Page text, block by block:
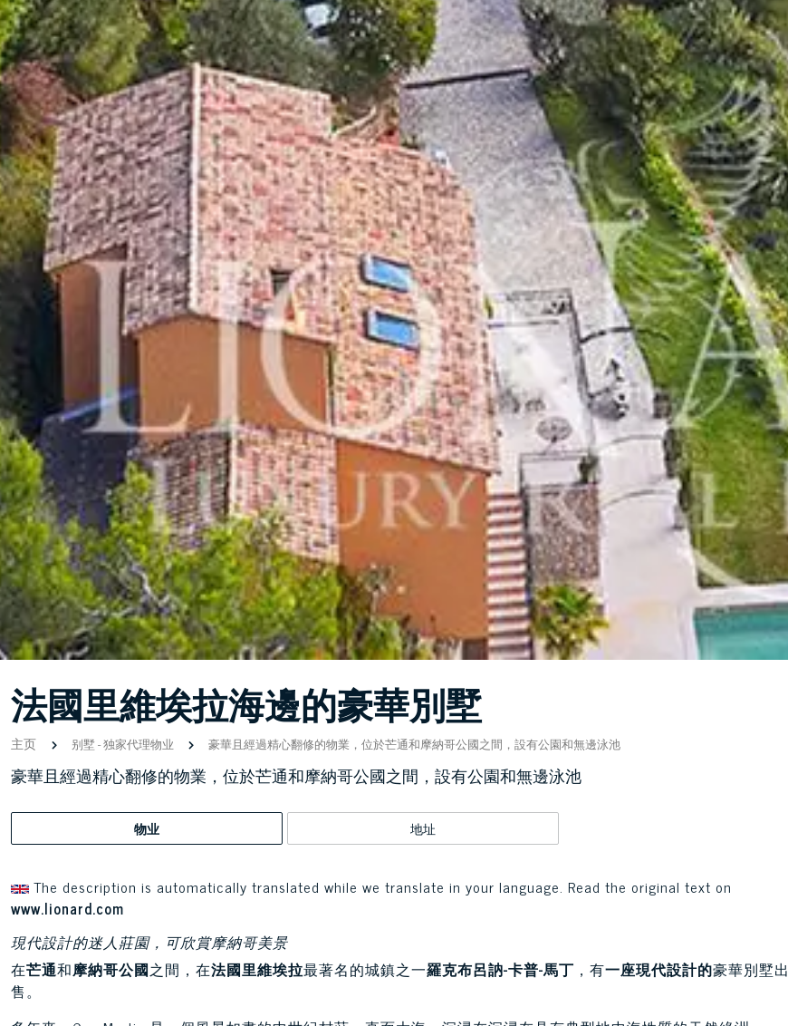
法國里維埃拉海邊的豪華別墅
主页 别墅-独家代理物业 豪華且經過精心翻修的物業，位於芒通和摩納哥公國之間，設有公園和無邊泳池
豪華且經過精心翻修的物業，位於芒通和摩納哥公國之間，設有公園和無邊泳池
物业 地址
The description is automatically translated while we translate in your language. Read the original text on
www.lionard.com
現代設計的迷人莊園，可欣賞摩納哥美景
在芒通和摩納哥公國之間，在法國里維埃拉最著名的城鎮之一羅克布呂訥-卡普-馬丁 ，有一座現代設計的豪華別墅出
售。